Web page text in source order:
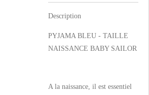
Description
PYJAMA BLEU - TAILLE
NAISSANCE BABY SAILOR
A la naissance, il est essentiel